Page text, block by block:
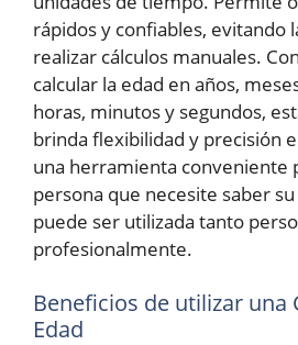
rápidos y confiables, evitando
realizar cálculos manuales.
calcular la edad en años,
horas, minutos y segundos,
brinda flexibilidad y precisión
una herramienta conveniente
persona que necesite saber
puede ser utilizada tanto
profesionalmente.
Beneficios de utilizar una
Edad